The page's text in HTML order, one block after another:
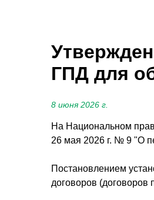
ГПД для
8 июня 2026 г.
На Национальном
26 мая 2026 г. № 9 "О
Постановлением
договоров